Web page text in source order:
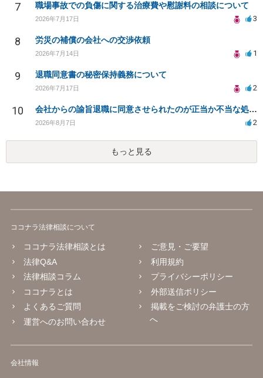
7 職場事故での負傷に関する治療費や慰謝料の相談について
2026年7月17日 3
8 労災の補償の会社への交渉依頼
2026年7月14日 1
9 退職同意書の秘密保持義務について
2026年7月17日 2
10 会社からの諭旨退職に同意させられたのが正当か不当な処分かどうか教えてほしい
2026年8月7日 2
もっと見る
ココナラ法律相談について
ココナラ法律相談とは
法律Q&A
法律相談コラム
ココナラとは
よくあるご質問
運営へのお問い合わせ
ご意見・ご要望
利用規約
プライバシーポリシー
外部送信ポリシー
掲載をご検討の弁護士の方
へ
会社情報